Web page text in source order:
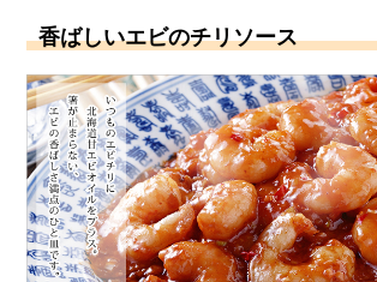
香ばしいエビのチリソース